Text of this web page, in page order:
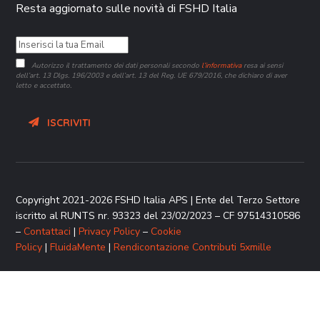
Resta aggiornato sulle novità di FSHD Italia
Autorizzo il trattamento dei dati personali secondo l’informativaresa ai sensi
dell’art. 13 Dlgs. 196/2003 e dell’art. 13 del Reg. UE 679/2016, che dichiaro di aver
letto e accettato.
ISCRIVITI
Copyright 2021-2026 FSHD Italia APS | Ente del Terzo Settore
iscritto al RUNTS nr. 93323 del 23/02/2023 – CF 97514310586
–Contattaci |Privacy Policy –Cookie
Policy |FluidaMente |Rendicontazione Contributi 5xmille